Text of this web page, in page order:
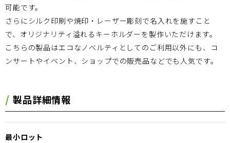
可能です。
さらにシルク印刷や焼印・レーザー彫刻で名入れを施すこと
で、オリジナリティ溢れるキーホルダーを製作いただけます。
こちらの製品はエコなノベルティとしてのご利用以外にも、コ
ンサートやイベント、ショップでの販売品などでも人気です。
製品詳細情報
最小ロット